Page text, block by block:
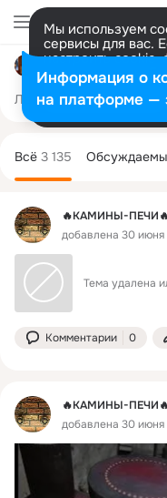
Мы используем
сервисы для вас.
настроить
представитель.
Разрешить все
🔵🌐🔥 Камины
Лента Участники 5.9K
🔥КАМИНЫ-
добавлена 30 июня
Тема удалена
Комментарии 0
🔥КАМИНЫ-
добавлена 30
колонка
Всё 3 135
Информация о
на платформе —